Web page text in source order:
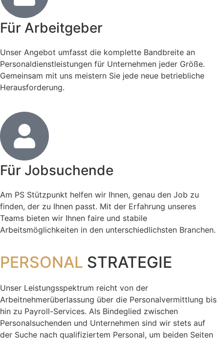
Für Arbeitgeber
Unser Angebot umfasst die komplette Bandbreite an
Personaldienstleistungen für Unternehmen jeder Größe.
Gemeinsam mit uns meistern Sie jede neue betriebliche
Herausforderung.
Für Jobsuchende
Am PS Stützpunkt helfen wir Ihnen, genau den Job zu
finden, der zu Ihnen passt. Mit der Erfahrung unseres
Teams bieten wir Ihnen faire und stabile
Arbeitsmöglichkeiten in den unterschiedlichsten Branchen.
PERSONAL STRATEGIE
Unser Leistungsspektrum reicht von der
Arbeitnehmerüberlassung über die Personalvermittlung bis
hin zu Payroll-Services. Als Bindeglied zwischen
Personalsuchenden und Unternehmen sind wir stets auf
der Suche nach qualifiziertem Personal, um beiden Seiten